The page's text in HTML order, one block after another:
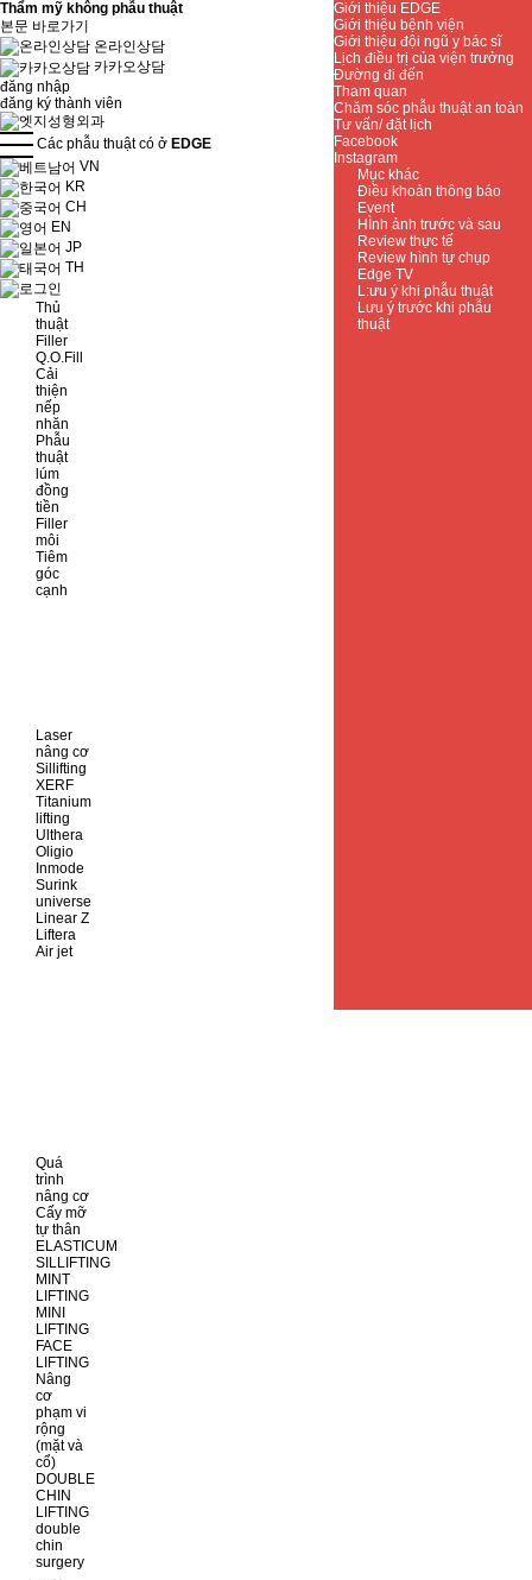
Thẩm mỹ không phẫu thuật
본문 바로가기
온라인상담
카카오상담
đăng nhập
đăng ký thành viên
Các phẫu thuật có ở EDGE
VN
KR
CH
EN
JP
TH
Thủ
thuật
Filler
Q.O.Fill
Cải
thiện
nếp
nhăn
Phẫu
thuật
lúm
đồng
tiền
Filler
môi
Tiêm
góc
cạnh
Laser
nâng cơ
Sillifting
XERF
Titanium
lifting
Ulthera
Oligio
Inmode
Surink
universe
Linear Z
Liftera
Air jet
Quá
trình
nâng cơ
Cấy mỡ
tự thân
ELASTICUM
SILLIFTING
MINT
LIFTING
MINI
LIFTING
FACE
LIFTING
Nâng
cơ
phạm vi
rộng
(mặt và
cổ)
DOUBLE
CHIN
LIFTING
double
chin
surgery
Giới thiệu EDGE
Giới thiệu bệnh viện
Giới thiệu đội ngũ y bác sĩ
Lịch điều trị của viện trưởng
Đường đi đến
Tham quan
Chăm sóc phẫu thuật an toàn
Tư vấn/ đặt lịch
Facebook
Instagram
Mục khác
Điều khoản thông báo
Event
HÌnh ảnh trước và sau
Review thực tế
Review hình tự chụp
Edge TV
L:ưu ý khi phẫu thuật
Lưu ý trước khi phẫu
thuật